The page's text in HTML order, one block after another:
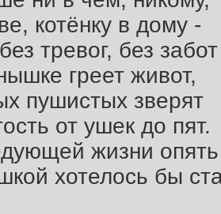
котёнку в дому -
тревог, без забот
греет живот,
пушистых зверят
от ушек до пят.
жизни опять
хотелось бы